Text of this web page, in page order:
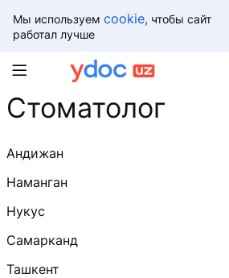
Мы используем cookie, чтобы сайт
работал лучше
Стоматолог
Андижан
Наманган
Нукус
Самарканд
Ташкент